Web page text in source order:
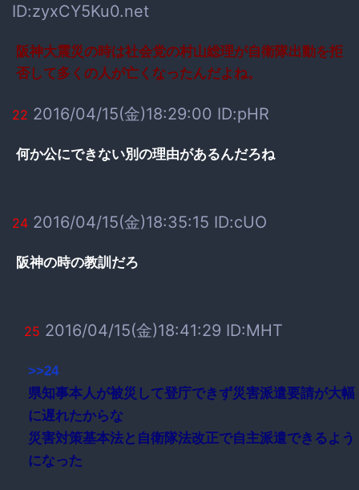
ID:zyxCY5Ku0.net
阪神大震災の時は社会党の村山総理が自衛隊出動を拒
否して多くの人が亡くなったんだよね。
22 2016/04/15(金)18:29:00 ID:pHR
何か公にできない別の理由があるんだろね
24 2016/04/15(金)18:35:15 ID:cUO
阪神の時の教訓だろ
25 2016/04/15(金)18:41:29 ID:MHT
>>24
県知事本人が被災して登庁できず災害派遣要請が大幅
に遅れたからな
災害対策基本法と自衛隊法改正で自主派遣できるよう
になった